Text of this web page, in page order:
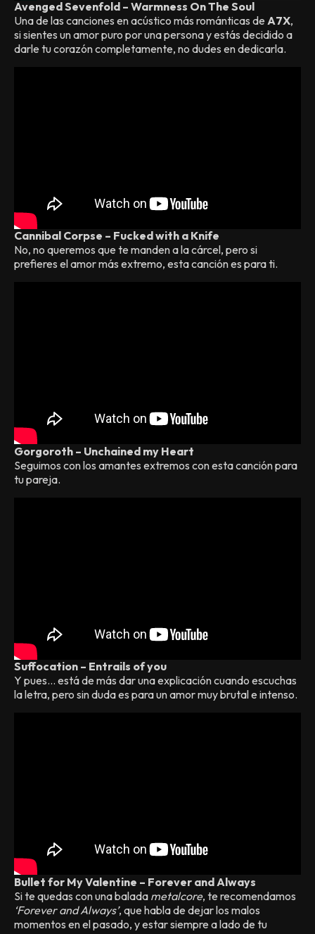
Avenged Sevenfold – Warmness On The Soul
Una de las canciones en acústico más románticas de A7X,
si sientes un amor puro por una persona y estás decidido a
darle tu corazón completamente, no dudes en dedicarla.
Cannibal Corpse – Fucked with a Knife
No, no queremos que te manden a la cárcel, pero si
prefieres el amor más extremo, esta canción es para ti.
Gorgoroth – Unchained my Heart
Seguimos con los amantes extremos con esta canción para
tu pareja.
Suffocation – Entrails of you
Y pues… está de más dar una explicación cuando escuchas
la letra, pero sin duda es para un amor muy brutal e intenso.
Bullet for My Valentine – Forever and Always
Si te quedas con una balada metalcore, te recomendamos
‘Forever and Always’, que habla de dejar los malos
momentos en el pasado, y estar siempre a lado de tu